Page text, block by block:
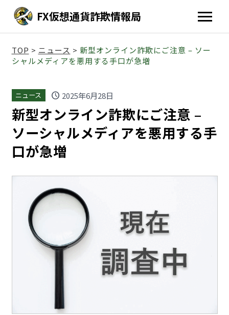
FX仮想通貨詐欺情報局
TOP > ニュース > 新型オンライン詐欺にご注意 – ソー
シャルメディアを悪用する手口が急増
ニュース schedule 2025年6月28日
新型オンライン詐欺にご注意 –
ソーシャルメディアを悪用する手
口が急増